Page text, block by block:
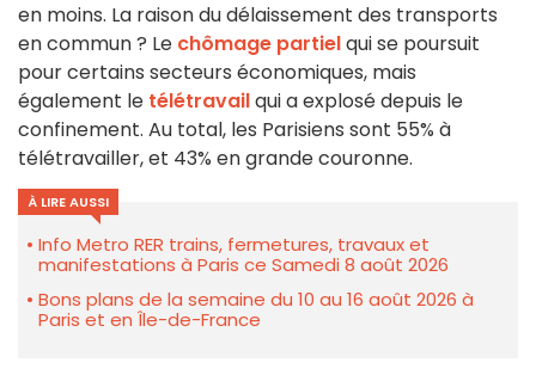
en moins. La raison du délaissement des transports
en commun ? Le chômage partielqui se poursuit
pour certains secteurs économiques, mais
également le télétravailqui a explosé depuis le
confinement. Au total, les Parisiens sont 55% à
télétravailler, et 43% en grande couronne.
À LIRE AUSSI
Info Metro RER trains, fermetures, travaux et
manifestations à Paris ce Samedi 8 août 2026
Bons plans de la semaine du 10 au 16 août 2026 à
Paris et en Île-de-France